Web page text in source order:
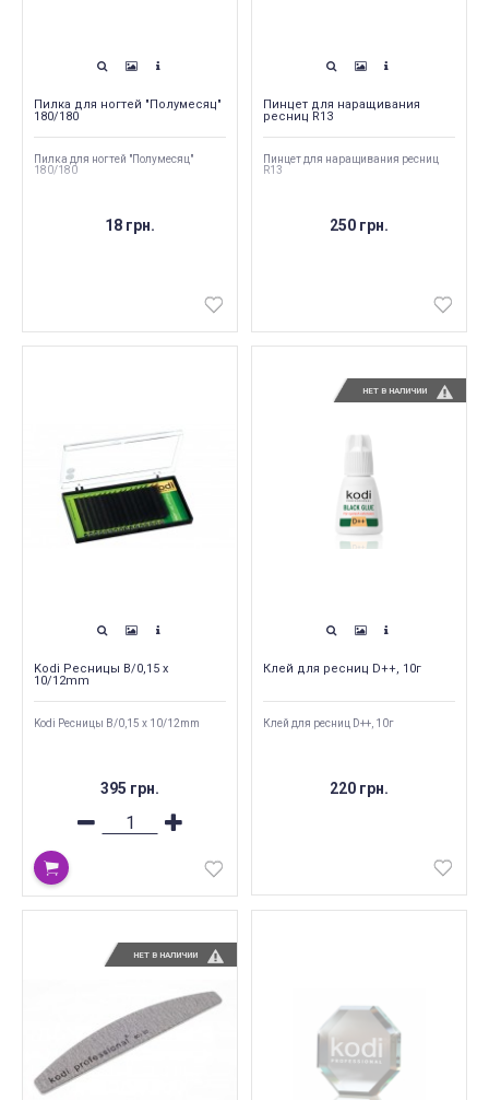
Пилка для ногтей "Полумесяц"
180/180
Пилка для ногтей "Полумесяц"
180/180
18 грн.
Пинцет для наращивания
ресниц R13
Пинцет для наращивания ресниц
R13
250 грн.
Kodi Ресницы B/0,15 x
10/12mm
Kodi Ресницы B/0,15 x 10/12mm
395 грн.
НЕТ В НАЛИЧИИ
Клей для ресниц D++, 10г
Клей для ресниц D++, 10г
220 грн.
НЕТ В НАЛИЧИИ